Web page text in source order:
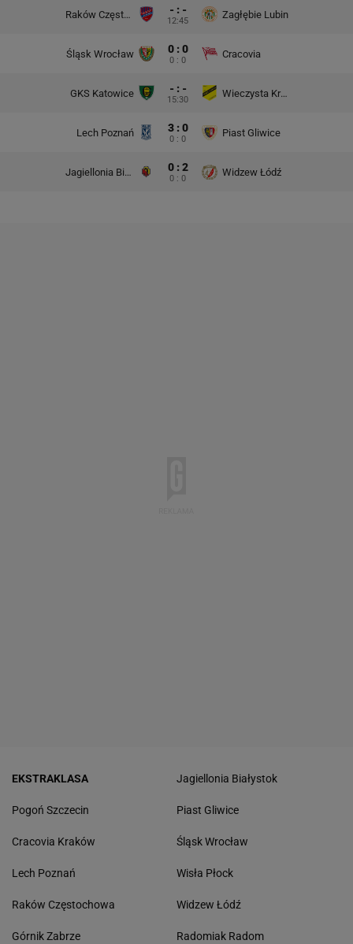
Raków Częstochowa - : -
12:45
Zagłębie Lubin
Śląsk Wrocław 0 : 0
0 : 0
Cracovia
GKS Katowice - : -
15:30
Wieczysta Kraków
Lech Poznań 3 : 0
0 : 0
Piast Gliwice
Jagiellonia Białystok 0 : 2
0 : 0
Widzew Łódź
EKSTRAKLASA
Pogoń Szczecin
Cracovia Kraków
Lech Poznań
Raków Częstochowa
Górnik Zabrze
Jagiellonia Białystok
Piast Gliwice
Śląsk Wrocław
Wisła Płock
Widzew Łódź
Radomiak Radom